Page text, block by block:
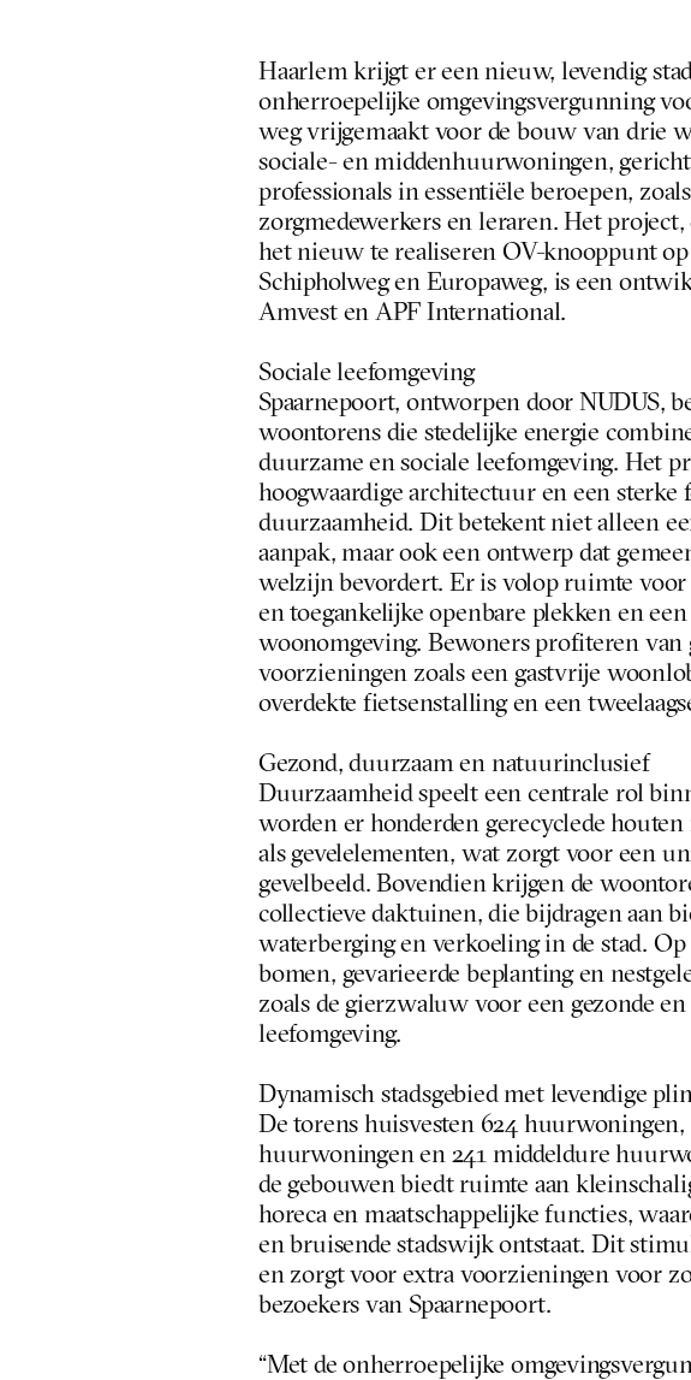
Haarlem krijgt er een nieuw, levendig
onherroepelijke omgevingsvergunning
weg vrijgemaakt voor de bouw van drie
sociale- en middenhuurwoningen,
professionals in essentiële beroepen,
zorgmedewerkers en leraren. Het
het nieuw te realiseren OV-knooppunt
Schipholweg en Europaweg, is een
Amvest en APF International.
Sociale leefomgeving
Spaarnepoort, ontworpen door NUDUS,
woontorens die stedelijke energie
duurzame en sociale leefomgeving. Het
hoogwaardige architectuur en een sterke
duurzaamheid. Dit betekent niet alleen
aanpak, maar ook een ontwerp dat
welzijn bevordert. Er is volop ruimte
en toegankelijke openbare plekken en
woonomgeving. Bewoners profiteren van
voorzieningen zoals een gastvrije
overdekte fietsenstalling en een
Gezond, duurzaam en natuurinclusief
Duurzaamheid speelt een centrale rol
worden er honderden gerecyclede
als gevelelementen, wat zorgt voor een
gevelbeeld. Bovendien krijgen de
collectieve daktuinen, die bijdragen aan
waterberging en verkoeling in de stad.
bomen, gevarieerde beplanting en
zoals de gierzwaluw voor een gezonde
leefomgeving.
Dynamisch stadsgebied met levendige
De torens huisvesten 624 huurwoningen,
huurwoningen en 241 middeldure
de gebouwen biedt ruimte aan
horeca en maatschappelijke functies,
en bruisende stadswijk ontstaat. Dit
en zorgt voor extra voorzieningen voor
bezoekers van Spaarnepoort.
“Met de onherroepelijke